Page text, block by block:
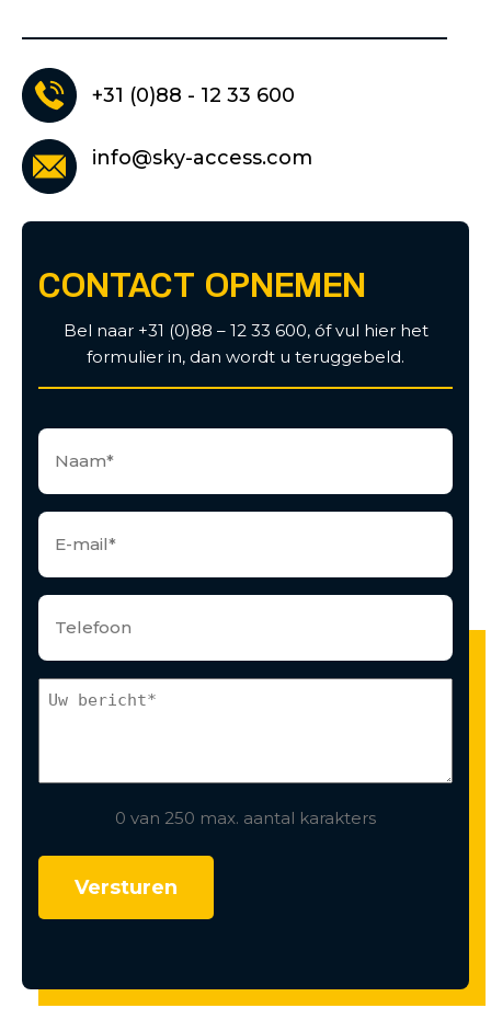
+31 (0)88 - 12 33 600
info@sky-access.com
CONTACT OPNEMEN
Bel naar +31 (0)88 – 12 33 600, óf vul hier het
formulier in, dan wordt u teruggebeld.
0 van 250 max. aantal karakters